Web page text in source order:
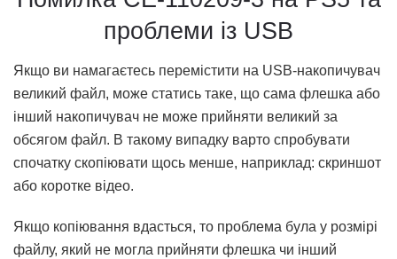
проблеми із USB
Якщо ви намагаєтесь перемістити на USB-накопичувач
великий файл, може статись таке, що сама флешка або
інший накопичувач не може прийняти великий за
обсягом файл. В такому випадку варто спробувати
спочатку скопіювати щось менше, наприклад: скриншот
або коротке відео.
Якщо копіювання вдасться, то проблема була у розмірі
файлу, який не могла прийняти флешка чи інший